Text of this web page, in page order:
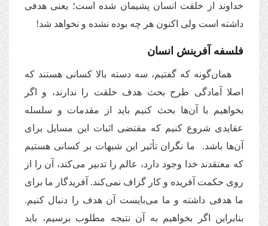
خداوند از خلقت انسان پشیمان شده است؛ یعنی هدفی
داشته است ولی اکنون هر چه بوده نشده و نخواهد شد!
فلسفه آفرینش انسان
همان‌گونه که گفتیم، سه دسته بالا کسانی هستند که
اصلا آمادگی طرح بحث هدف خلقت را ندارند، و اگر
بخواهیم با آن‌ها بحث کنیم باید از مقدمات و سلسله
عقایدی شروع کنیم که مقتضی اثبات این مسایل برای
آن‌ها باشد. ما نگران تأثیر این شبهات بر کسانی هستیم
که معتقدند خدا وجود دارد، عالم را تدبیر می‌کند، آن را از
روی حکمت آفریده و کار گزاف نمی‌کند. آفریدگار ما برای
ما هدفی داشته و ما می‌بایست آن هدف را دنبال کنیم.
بنابراین اگر بخواهیم به آن نتیجه مطلوب برسیم، باید